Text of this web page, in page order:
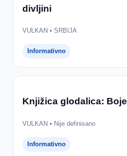
divljini
VULKAN • SRBIJA
Informativno
Knjižica glodalica: Boje
VULKAN • Nije definisano
Informativno